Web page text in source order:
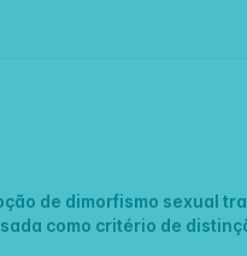
de dimorfismo sexual
como critério de